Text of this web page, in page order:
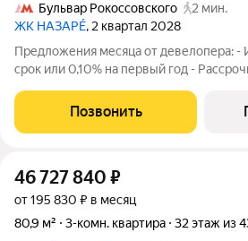
Бульвар Рокоссовского
2 мин.
ЖК НАЗАРÉ, 2 квартал 2028
Предложения месяца от девелопера: -
срок или 0,10% на первый год -
Просторная 3-комнатная квартира.
13 этаже, без отделки.
Позвонить
46 727 840 ₽
от 195 830 ₽ в месяц
80,9 м²
3-комн. квартира 32 этаж из